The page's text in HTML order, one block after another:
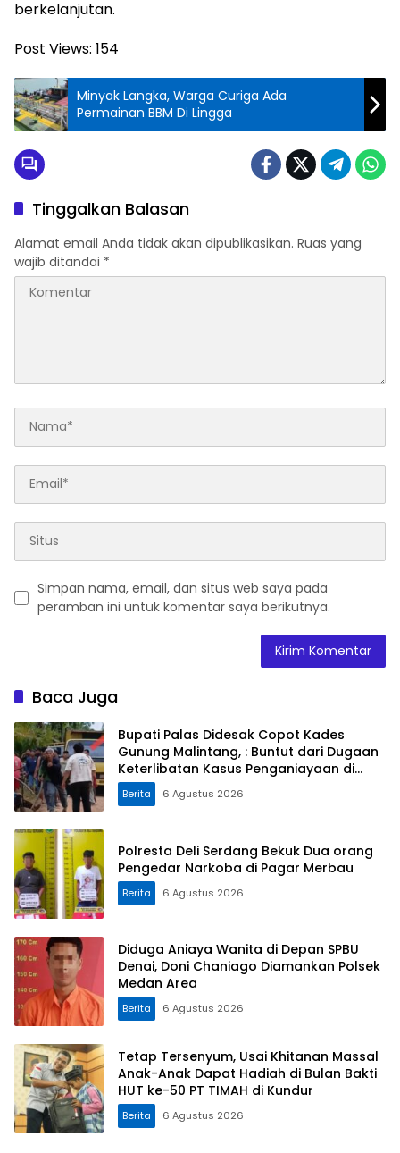
berkelanjutan.
Post Views: 154
Minyak Langka, Warga Curiga Ada
Permainan BBM Di Lingga
Tinggalkan Balasan
Alamat email Anda tidak akan dipublikasikan. Ruas yang
wajib ditandai *
Simpan nama, email, dan situs web saya pada
peramban ini untuk komentar saya berikutnya.
Baca Juga
Bupati Palas Didesak Copot Kades
Gunung Malintang, : Buntut dari Dugaan
Keterlibatan Kasus Penganiayaan di
Dusun Balaka
Berita 6 Agustus 2026
Polresta Deli Serdang Bekuk Dua orang
Pengedar Narkoba di Pagar Merbau
Berita 6 Agustus 2026
Diduga Aniaya Wanita di Depan SPBU
Denai, Doni Chaniago Diamankan Polsek
Medan Area
Berita 6 Agustus 2026
Tetap Tersenyum, Usai Khitanan Massal
Anak-Anak Dapat Hadiah di Bulan Bakti
HUT ke-50 PT TIMAH di Kundur
Berita 6 Agustus 2026